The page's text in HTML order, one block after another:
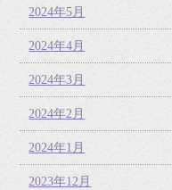
2024年5月
2024年4月
2024年3月
2024年2月
2024年1月
2023年12月